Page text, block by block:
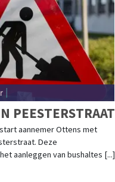
|
PEESTERSTRAAT
start aannemer Ottens met
Deze
aanleggen van bushaltes [...]